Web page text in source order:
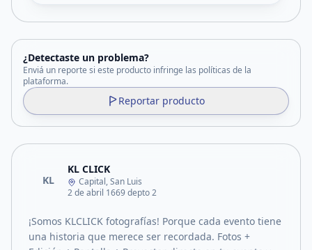
¿Detectaste un problema?
Enviá un reporte si este producto infringe las políticas de la
plataforma.
Reportar producto
KL
KL CLICK
Capital, San Luis
2 de abril 1669 depto 2
¡Somos KLCLICK fotografías! Porque cada evento tiene
una historia que merece ser recordada. Fotos +